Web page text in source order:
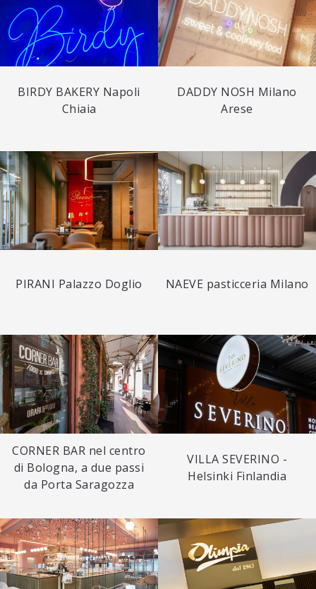
BIRDY BAKERY Napoli
Chiaia
DADDY NOSH Milano
Arese
PIRANI Palazzo Doglio NAEVE pasticceria Milano
CORNER BAR nel centro
di Bologna, a due passi
da Porta Saragozza
VILLA SEVERINO -
Helsinki Finlandia